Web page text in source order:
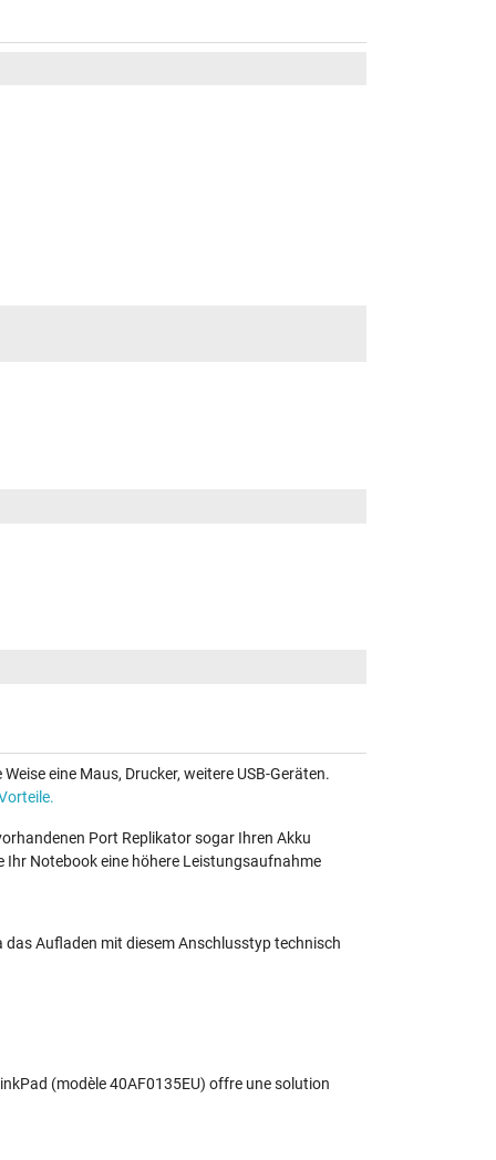
eine Maus, Drucker, weitere USB-Geräten.
Port Replikator sogar Ihren Akku
Ihr Notebook eine höhere Leistungsaufnahme
Aufladen mit diesem Anschlusstyp technisch
(modèle 40AF0135EU) offre une solution